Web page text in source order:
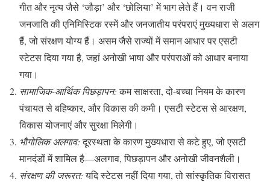
गीत और नृत्य जैसे ‘जौड़ा’ और ‘छोलिया’ में भाग लेते हैं। वन राजी
जनजाति की एनिमिस्टिक रस्में और जनजातीय परंपराएं मुख्यधारा से अलग
हैं, जो संरक्षण योग्य हैं। असम जैसे राज्यों में समान आधार पर एसटी
स्टेटस दिया गया है, जहां अनोखी भाषा और परंपराओं को आधार बनाया
गया।
सामाजिक-आर्थिक पिछड़ापन:कम साक्षरता, दो-बच्चा नियम के कारण
पंचायत से बहिष्कार, और विकास की कमी। एसटी स्टेटस से आरक्षण,
विकास योजनाएं और सुरक्षा मिलेगी।
भौगोलिक अलगाव:दूरस्थता के कारण मुख्यधारा से कटे हुए, जो एसटी
मानदंडों में शामिल है—अलगाव, पिछड़ापन और अनोखी जीवनशैली।
संरक्षण की जरूरत:यदि स्टेटस नहीं दिया गया, तो सांस्कृतिक विरासत